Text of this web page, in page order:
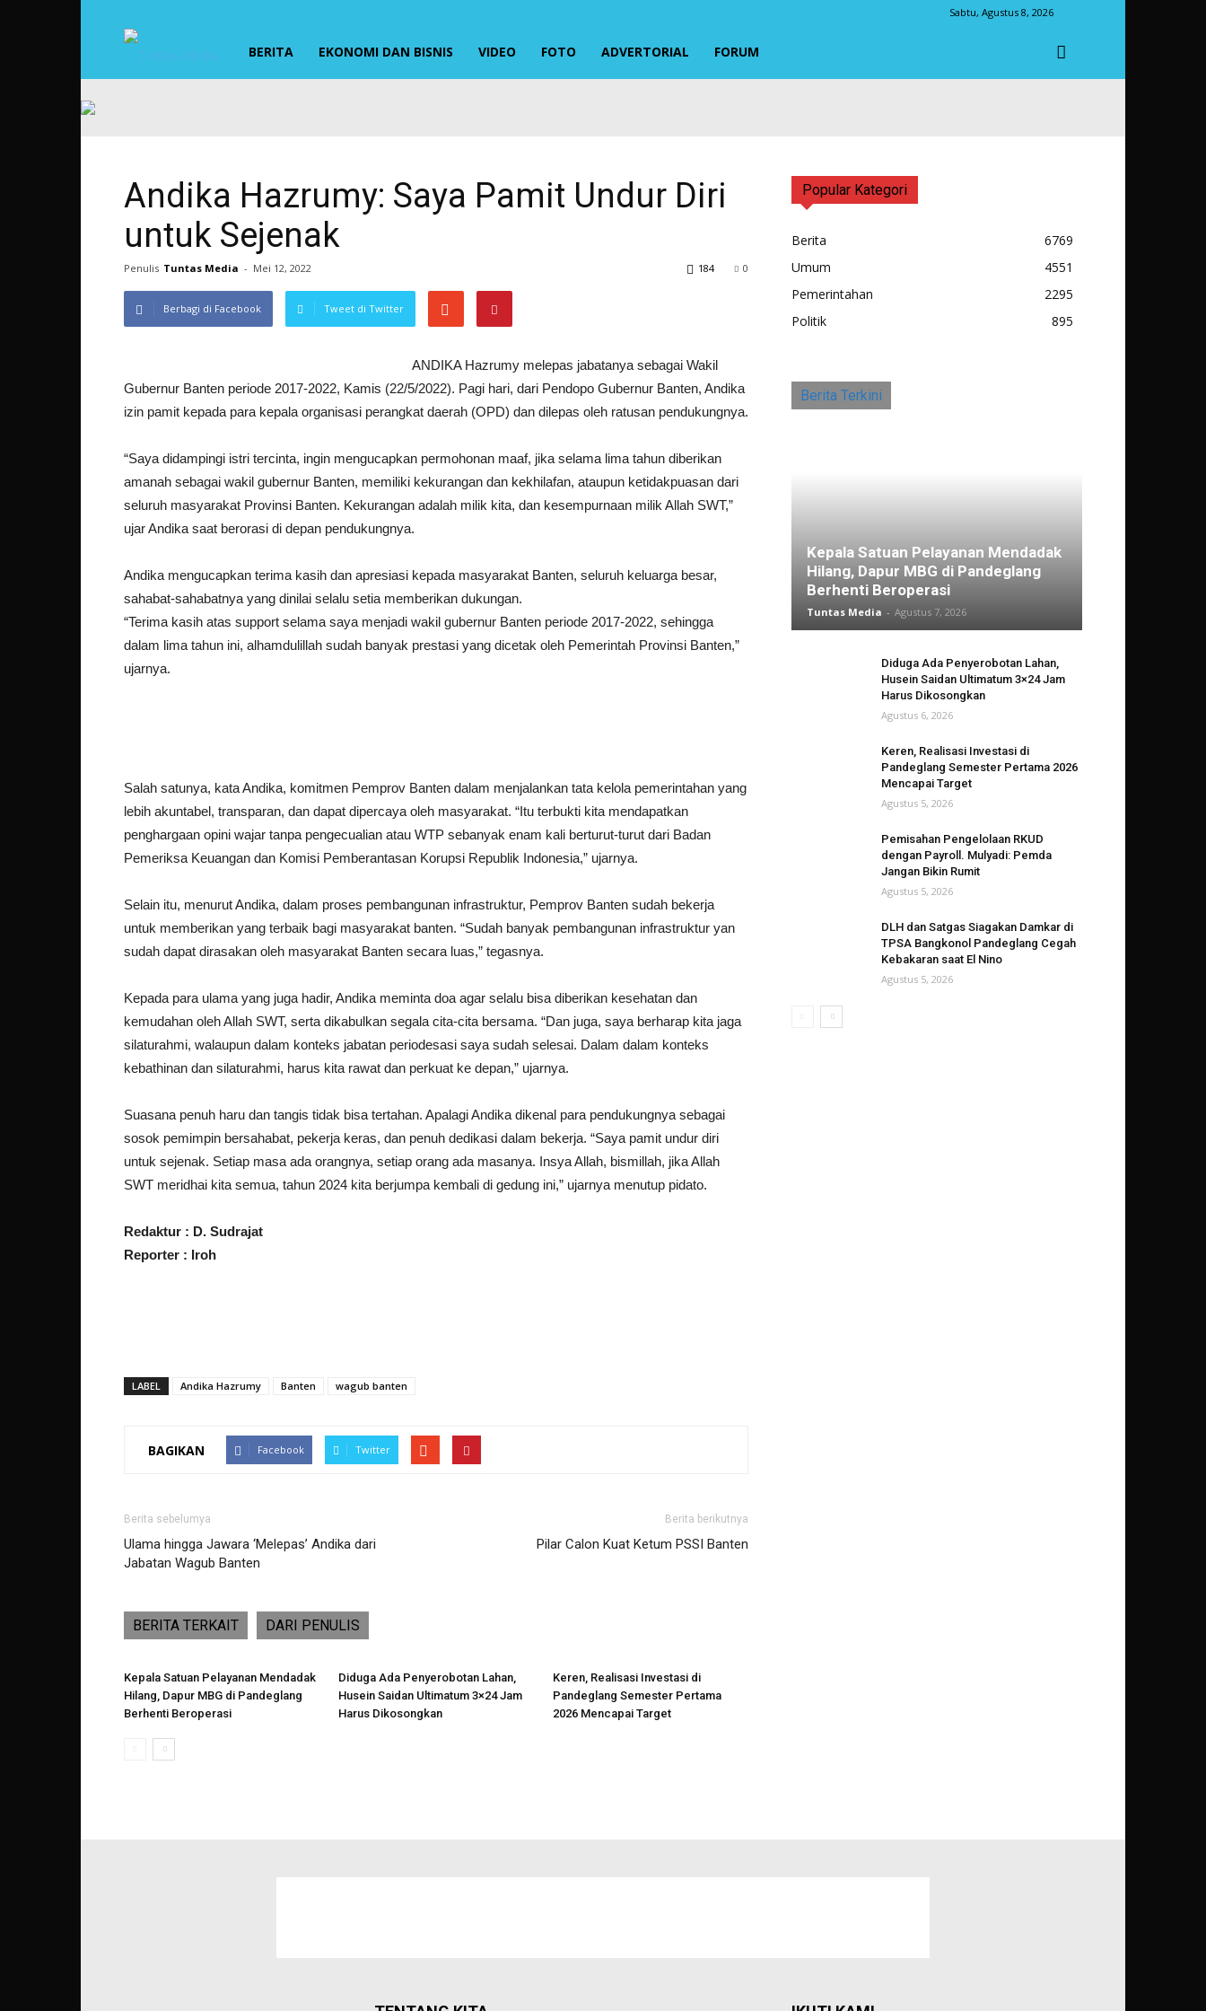
Sabtu, Agustus 8, 2026
TUNTAS
BERITA EKONOMI DAN BISNIS VIDEO FOTO ADVERTORIAL FORUM
Andika Hazrumy: Saya Pamit Undur Diri
untuk Sejenak
Penulis Tuntas Media - Mei 12, 2022 0
184
Berbagi di Facebook Tweet di Twitter
ANDIKA Hazrumy melepas jabatanya sebagai Wakil
Gubernur Banten periode 2017-2022, Kamis (22/5/2022). Pagi hari, dari Pendopo Gubernur Banten, Andika
izin pamit kepada para kepala organisasi perangkat daerah (OPD) dan dilepas oleh ratusan pendukungnya.
“Saya didampingi istri tercinta, ingin mengucapkan permohonan maaf, jika selama lima tahun diberikan
amanah sebagai wakil gubernur Banten, memiliki kekurangan dan kekhilafan, ataupun ketidakpuasan dari
seluruh masyarakat Provinsi Banten. Kekurangan adalah milik kita, dan kesempurnaan milik Allah SWT,”
ujar Andika saat berorasi di depan pendukungnya.
Andika mengucapkan terima kasih dan apresiasi kepada masyarakat Banten, seluruh keluarga besar,
sahabat-sahabatnya yang dinilai selalu setia memberikan dukungan.
“Terima kasih atas support selama saya menjadi wakil gubernur Banten periode 2017-2022, sehingga
dalam lima tahun ini, alhamdulillah sudah banyak prestasi yang dicetak oleh Pemerintah Provinsi Banten,”
ujarnya.
Salah satunya, kata Andika, komitmen Pemprov Banten dalam menjalankan tata kelola pemerintahan yang
lebih akuntabel, transparan, dan dapat dipercaya oleh masyarakat. “Itu terbukti kita mendapatkan
penghargaan opini wajar tanpa pengecualian atau WTP sebanyak enam kali berturut-turut dari Badan
Pemeriksa Keuangan dan Komisi Pemberantasan Korupsi Republik Indonesia,” ujarnya.
Selain itu, menurut Andika, dalam proses pembangunan infrastruktur, Pemprov Banten sudah bekerja
untuk memberikan yang terbaik bagi masyarakat banten. “Sudah banyak pembangunan infrastruktur yan
sudah dapat dirasakan oleh masyarakat Banten secara luas,” tegasnya.
Kepada para ulama yang juga hadir, Andika meminta doa agar selalu bisa diberikan kesehatan dan
kemudahan oleh Allah SWT, serta dikabulkan segala cita-cita bersama. “Dan juga, saya berharap kita jaga
silaturahmi, walaupun dalam konteks jabatan periodesasi saya sudah selesai. Dalam dalam konteks
kebathinan dan silaturahmi, harus kita rawat dan perkuat ke depan,” ujarnya.
Suasana penuh haru dan tangis tidak bisa tertahan. Apalagi Andika dikenal para pendukungnya sebagai
sosok pemimpin bersahabat, pekerja keras, dan penuh dedikasi dalam bekerja. “Saya pamit undur diri
untuk sejenak. Setiap masa ada orangnya, setiap orang ada masanya. Insya Allah, bismillah, jika Allah
SWT meridhai kita semua, tahun 2024 kita berjumpa kembali di gedung ini,” ujarnya menutup pidato.
Redaktur : D. Sudrajat
Reporter : Iroh
LABEL Andika Hazrumy Banten wagub banten
BAGIKAN Facebook Twitter
Berita sebelumya
Ulama hingga Jawara ‘Melepas’ Andika dari
Jabatan Wagub Banten
Berita berikutnya
Pilar Calon Kuat Ketum PSSI Banten
BERITA TERKAIT DARI PENULIS
Kepala Satuan Pelayanan Mendadak
Hilang, Dapur MBG di Pandeglang
Berhenti Beroperasi
Diduga Ada Penyerobotan Lahan,
Husein Saidan Ultimatum 3×24 Jam
Harus Dikosongkan
Keren, Realisasi Investasi di
Pandeglang Semester Pertama
2026 Mencapai Target
Popular Kategori
Berita
6769
Umum
4551
Pemerintahan
2295
Politik
895
Berita Terkini
Kepala Satuan Pelayanan Mendadak
Hilang, Dapur MBG di Pandeglang
Berhenti Beroperasi
Tuntas Media - Agustus 7, 2026
Diduga Ada Penyerobotan Lahan,
Husein Saidan Ultimatum 3×24 Jam
Harus Dikosongkan
Agustus 6, 2026
Keren, Realisasi Investasi di
Pandeglang Semester Pertama 2026
Mencapai Target
Agustus 5, 2026
Pemisahan Pengelolaan RKUD
dengan Payroll. Mulyadi: Pemda
Jangan Bikin Rumit
Agustus 5, 2026
DLH dan Satgas Siagakan Damkar di
TPSA Bangkonol Pandeglang Cegah
Kebakaran saat El Nino
Agustus 5, 2026